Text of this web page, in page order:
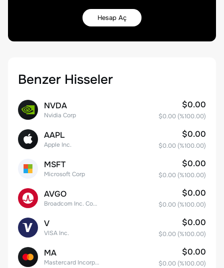
Hesap Aç
Benzer Hisseler
NVDA
Nvidia Corp
$0.00
$0.00 (%100.00)
AAPL
Apple Inc.
$0.00
$0.00 (%100.00)
MSFT
Microsoft Corp
$0.00
$0.00 (%100.00)
AVGO
Broadcom Inc. Common Stock
$0.00
$0.00 (%100.00)
V
VISA Inc.
$0.00
$0.00 (%100.00)
MA
Mastercard Incorporated
$0.00
$0.00 (%100.00)